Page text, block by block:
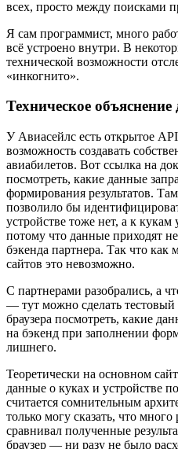
всех, просто между поисками
Я сам программист, много
всё устроено внутри. В
технической возможности
«инкогнито».
Техническое объяснение
У Авиасейлс есть открытое
возможность создавать
авиабилетов. Вот ссылка на
посмотреть, какие данные
формирования результатов.
позволило бы
устройстве тоже нет, а к
потому что данные приходят
бэкенда партнера. Так что
сайтов это невозможно.
С партнерами разобрались, а
— тут можно сделать
браузера посмотреть, какие
на бэкенд при заполнении
лишнего.
Теоретически на основном
данные о куках и устройстве
считается сомнительным
только могу сказать, что
сравнивал полученные
браузер — ни разу не было